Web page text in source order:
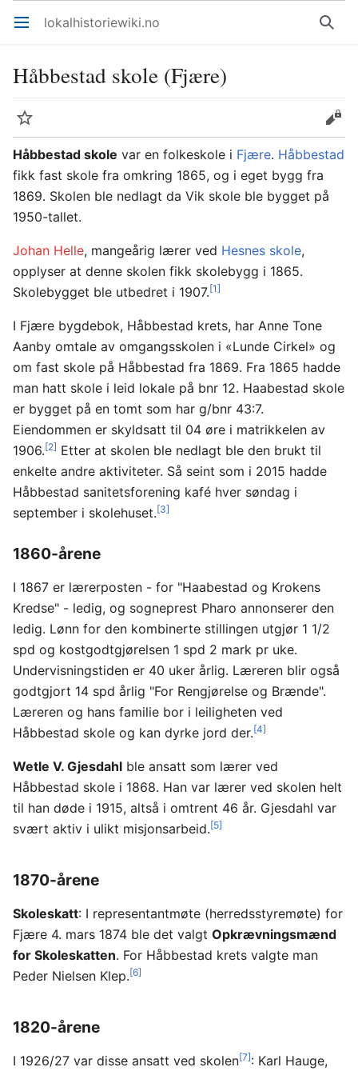
Åpne hovedmenyen lokalhistoriewiki.no Søk
Håbbestad skole (Fjære)
Overvåk
Rediger
Håbbestad skole var en folkeskole i Fjære. Håbbestad
fikk fast skole fra omkring 1865, og i eget bygg fra
1869. Skolen ble nedlagt da Vik skole ble bygget på
1950-tallet.
Johan Helle, mangeårig lærer ved Hesnes skole,
opplyser at denne skolen fikk skolebygg i 1865.
Skolebygget ble utbedret i 1907.[1]
I Fjære bygdebok, Håbbestad krets, har Anne Tone
Aanby omtale av omgangsskolen i «Lunde Cirkel» og
om fast skole på Håbbestad fra 1869. Fra 1865 hadde
man hatt skole i leid lokale på bnr 12. Haabestad skole
er bygget på en tomt som har g/bnr 43:7.
Eiendommen er skyldsatt til 04 øre i matrikkelen av
1906.[2] Etter at skolen ble nedlagt ble den brukt til
enkelte andre aktiviteter. Så seint som i 2015 hadde
Håbbestad sanitetsforening kafé hver søndag i
september i skolehuset.[3]
1860-årene
I 1867 er lærerposten - for "Haabestad og Krokens
Kredse" - ledig, og sogneprest Pharo annonserer den
ledig. Lønn for den kombinerte stillingen utgjør 1 1/2
spd og kostgodtgjørelsen 1 spd 2 mark pr uke.
Undervisningstiden er 40 uker årlig. Læreren blir også
godtgjort 14 spd årlig "For Rengjørelse og Brænde".
Læreren og hans familie bor i leiligheten ved
Håbbestad skole og kan dyrke jord der.[4]
Wetle V. Gjesdahl ble ansatt som lærer ved
Håbbestad skole i 1868. Han var lærer ved skolen helt
til han døde i 1915, altså i omtrent 46 år. Gjesdahl var
svært aktiv i ulikt misjonsarbeid.[5]
1870-årene
Skoleskatt: I representantmøte (herredsstyremøte) for
Fjære 4. mars 1874 ble det valgt Opkrævningsmænd
for Skoleskatten. For Håbbestad krets valgte man
Peder Nielsen Klep.[6]
1820-årene
I 1926/27 var disse ansatt ved skolen[7]: Karl Hauge,